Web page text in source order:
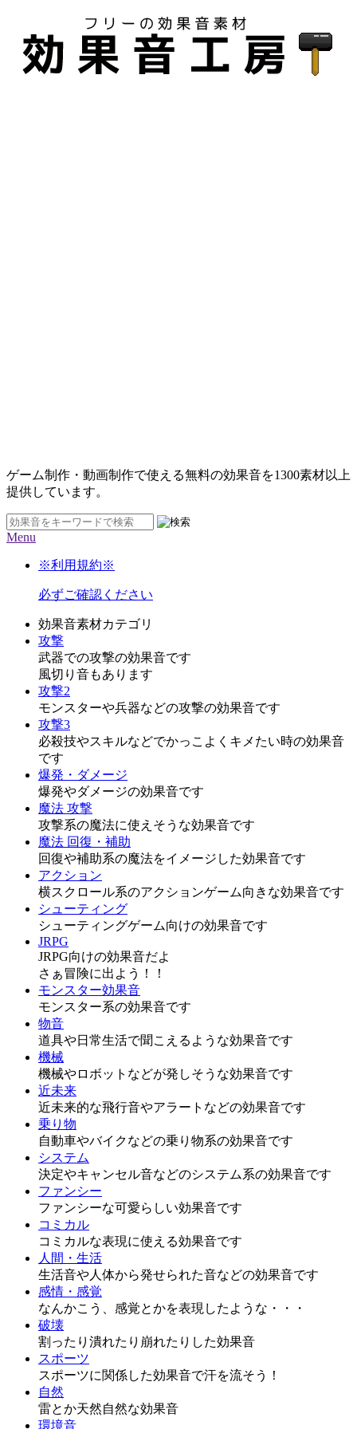
ゲーム制作・動画制作で使える無料の効果音を1300素材以上
提供しています。
Menu
※利用規約※
必ずご確認ください
効果音素材カテゴリ
攻撃
武器での攻撃の効果音です
風切り音もあります
攻撃2
モンスターや兵器などの攻撃の効果音です
攻撃3
必殺技やスキルなどでかっこよくキメたい時の効果音
です
爆発・ダメージ
爆発やダメージの効果音です
魔法 攻撃
攻撃系の魔法に使えそうな効果音です
魔法 回復・補助
回復や補助系の魔法をイメージした効果音です
アクション
横スクロール系のアクションゲーム向きな効果音です
シューティング
シューティングゲーム向けの効果音です
JRPG
JRPG向けの効果音だよ
さぁ冒険に出よう！！
モンスター効果音
モンスター系の効果音です
物音
道具や日常生活で聞こえるような効果音です
機械
機械やロボットなどが発しそうな効果音です
近未来
近未来的な飛行音やアラートなどの効果音です
乗り物
自動車やバイクなどの乗り物系の効果音です
システム
決定やキャンセル音などのシステム系の効果音です
ファンシー
ファンシーな可愛らしい効果音です
コミカル
コミカルな表現に使える効果音です
人間・生活
生活音や人体から発せられた音などの効果音です
感情・感覚
なんかこう、感覚とかを表現したような・・・
破壊
割ったり潰れたり崩れたりした効果音
スポーツ
スポーツに関係した効果音で汗を流そう！
自然
雷とか天然自然な効果音
環境音